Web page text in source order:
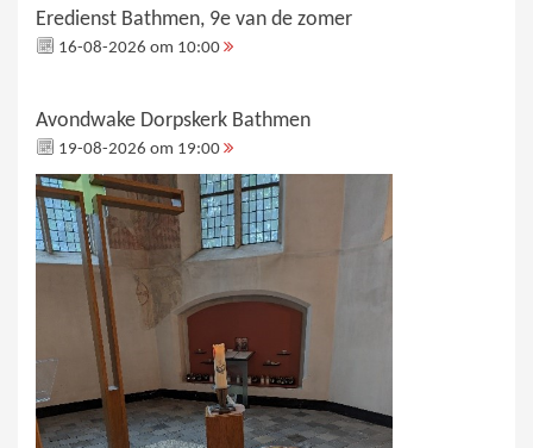
Eredienst Bathmen, 9e van de zomer
16-08-2026 om 10:00
Avondwake Dorpskerk Bathmen
19-08-2026 om 19:00